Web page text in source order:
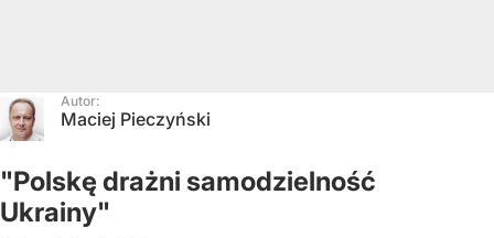
Autor:
Maciej Pieczyński
"Polskę drażni samodzielność
Ukrainy"